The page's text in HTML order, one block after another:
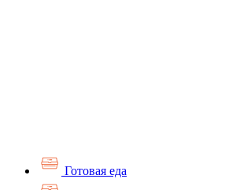
Готовая еда